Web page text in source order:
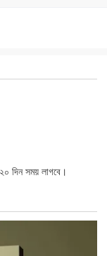
দিন সময় লাগবে।